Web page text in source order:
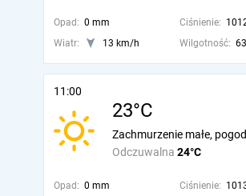
Opad: 0 mm Ciśnienie:
Wiatr:
13 km/h Wilgotność:
11:00
23°C
Odczuwalna 24°C
Zachmurzenie małe,
Opad: 0 mm Ciśnienie: